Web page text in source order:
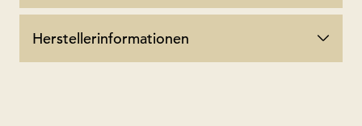
Herstellerinformationen